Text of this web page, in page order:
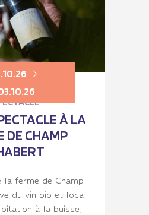
À LA
DE CHAMP
la ferme de Champ
du vin bio et local
à la buisse,